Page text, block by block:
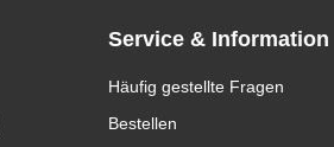
Service & Information
Häufig gestellte Fragen
Bestellen